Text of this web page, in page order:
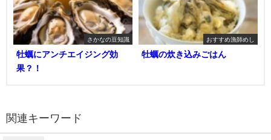
さかなの豆知識
牡蠣にアンチエイジング効
果？！
おすすめ漁師めし
牡蠣の炊き込みごはん
関連キーワード